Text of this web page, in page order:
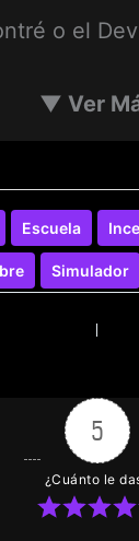
o el
▼ Ver
Escuela
Simulador
5
¿Cuánto le